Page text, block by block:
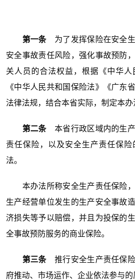
第一条为了发挥保险在安全生
安全事故责任风险，强化事故预防
关人员的合法权益，根据《中华人
《中华人民共和国保险法》《广东
法律法规，结合本省实际，制定本办
第二条本省行政区域内的生产
责任保险，以及安全生产责任保
法。
本办法所称安全生产责任保险，
生产经营单位发生的生产安全事故
济损失等予以赔偿，并且为投保的
全事故预防服务的商业保险。
第三条推行安全生产责任保险
府推动、市场运作、企业依法参与的